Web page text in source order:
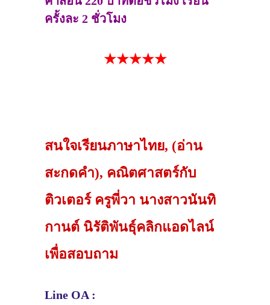
ครั้งละ 2 ชั่วโมง
★★★★★
สนใจเรียนภาษาไทย, (อ่าน
สะกดคำ), คณิตศาสตร์กับ
ติวเตอร์ ครูพี่วา นางสาวนันทิ
กานต์ นิรัติพันธุ์คลิกแอดไลน์
เพื่อสอบถาม
Line OA :